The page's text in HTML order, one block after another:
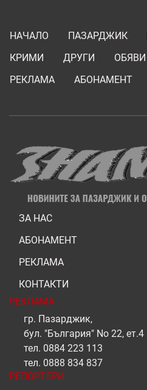
НАЧАЛО ПАЗАРДЖИК
КРИМИ
ДРУГИ ОБЯВИ
РЕКЛАМА
АБОНАМЕНТ
ЗА НАС
АБОНАМЕНТ
РЕКЛАМА
КОНТАКТИ
РЕКЛАМА
гр. Пазарджик,
бул. "България" No 22, ет.4
тел. 0884 223 113
тел. 0888 834 837
РЕПОРТЕРИ